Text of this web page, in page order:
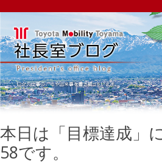
本日は「目標達成」
58です。